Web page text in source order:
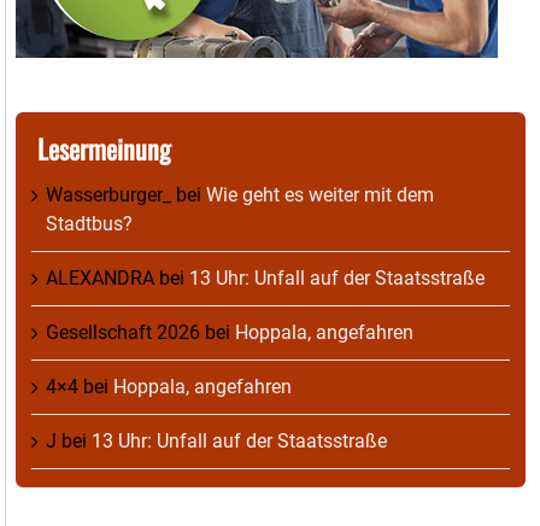
Lesermeinung
Wasserburger_ bei Wie geht es weiter mit dem
Stadtbus?
ALEXANDRA bei 13 Uhr: Unfall auf der Staatsstraße
Gesellschaft 2026 bei Hoppala, angefahren
4×4 bei Hoppala, angefahren
J bei 13 Uhr: Unfall auf der Staatsstraße